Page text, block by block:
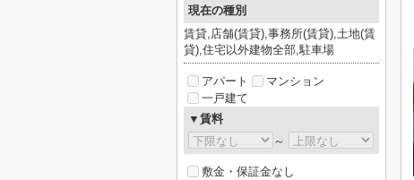
現在の種別
賃貸,店舗(賃貸),事務所(賃貸),土地(賃
貸),住宅以外建物全部,駐車場
アパート
マンション
一戸建て
▼賃料
～
敷金・保証金なし